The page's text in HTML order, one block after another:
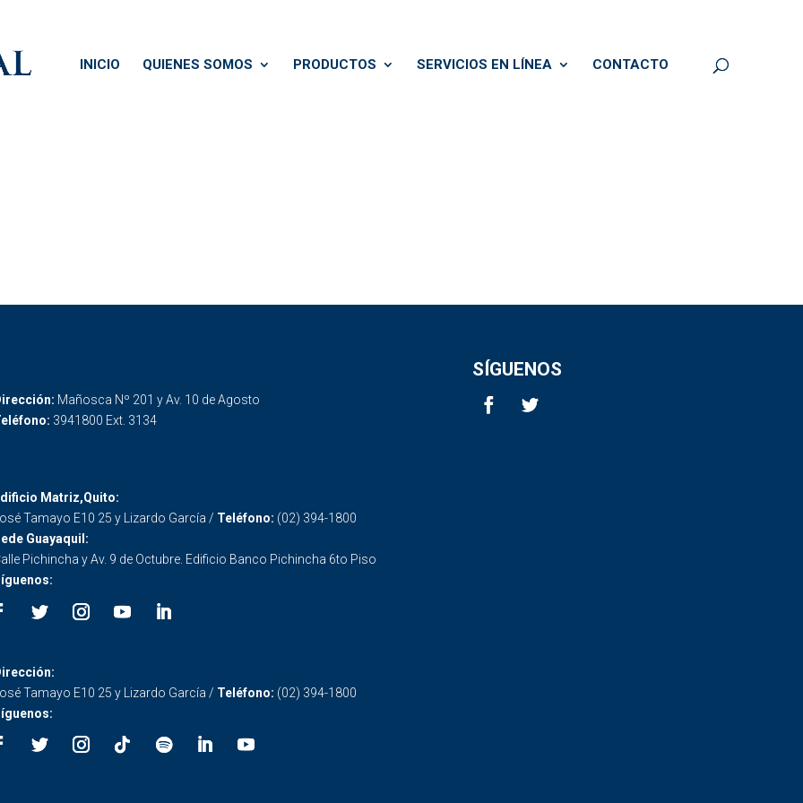
INICIO QUIENES SOMOS PRODUCTOS SERVICIOS EN LÍNEA CONTACTO
Mañosca Nº 201 y Av. 10 de Agosto
3941800 Ext. 3134
SÍGUENOS
Matriz,Quito:
Tamayo E10 25 y Lizardo García / Teléfono: (02) 394-1800
Guayaquil:
Pichincha y Av. 9 de Octubre. Edificio Banco Pichincha 6to Piso
Tamayo E10 25 y Lizardo García / Teléfono: (02) 394-1800